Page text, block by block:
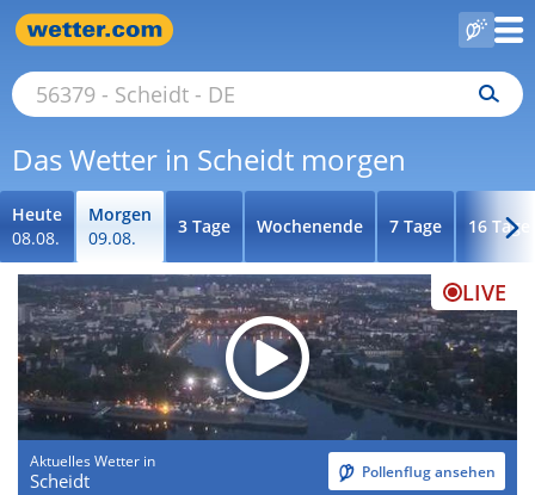
Das Wetter in Scheidt morgen
Heute
08.08.
Morgen
09.08.
3 Tage Wochenende 7 Tage 16 Tage
LIVE
Aktuelles Wetter in
Scheidt Pollenflug ansehen